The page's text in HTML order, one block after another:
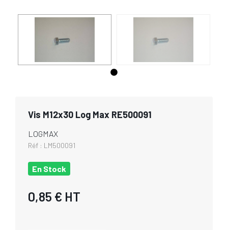
Vis M12x30 Log Max RE500091
LOGMAX
Réf : LM500091
En Stock
0,85 € HT